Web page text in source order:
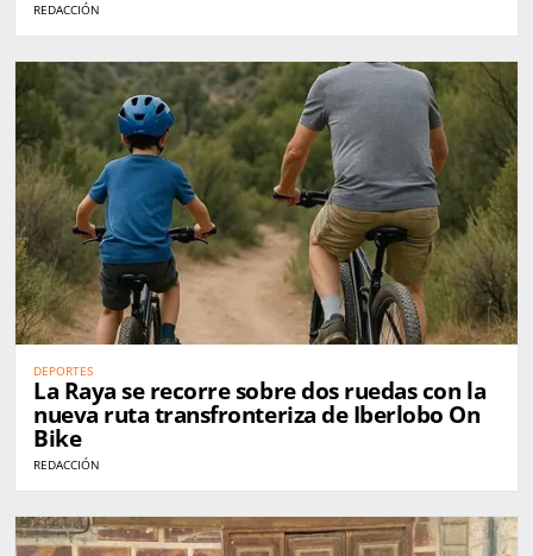
REDACCIÓN
DEPORTES
La Raya se recorre sobre dos ruedas con la
nueva ruta transfronteriza de Iberlobo On
Bike
REDACCIÓN